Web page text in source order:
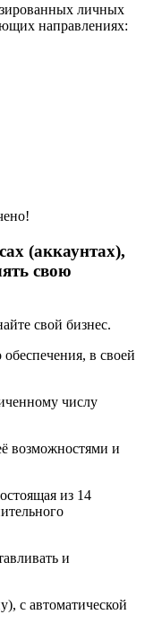
личных
направлениях:
(аккаунтах),
свою
свой бизнес.
в своей
числу
возможностями и
из 14
и
с автоматической